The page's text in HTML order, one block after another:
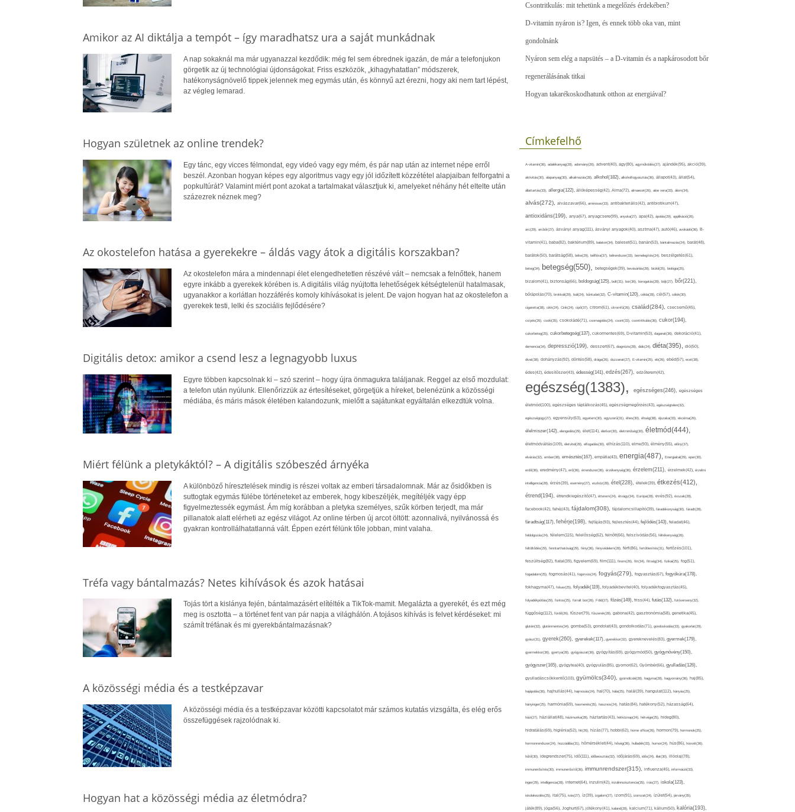
Amikor az AI diktálja a tempót – így maradhatsz ura a saját munkádnak
A nap sokaknál ma már ugyanazzal kezdődik: még fel sem ébrednek igazán, de már a telefonjukon
görgetik az új technológiai újdonságokat. Friss eszközök, „kihagyhatatlan” módszerek,
hatékonyságnövelő tippek jelennek meg egymás után, és könnyű azt érezni, hogy aki nem tart lépést,
az végleg lemarad.
Hogyan születnek az online trendek?
Egy tánc, egy vicces félmondat, egy videó vagy egy mém, és pár nap után az internet népe erről
beszél. Azonban hogyan képes egy algoritmus vagy egy jól időzített közzététel alapjaiban felforgatni a
popkultúrát? Valamint miért pont azokat a tartalmakat választjuk ki, amelyeket néhány hét eltelte után
százezrek néznek meg?
Az okostelefon hatása a gyerekekre – áldás vagy átok a digitális korszakban?
Az okostelefon mára a mindennapi élet elengedhetetlen részévé vált – nemcsak a felnőttek, hanem
egyre inkább a gyerekek körében is. A digitális világ nyújtotta lehetőségek kétségtelenül hatalmasak,
ugyanakkor a korlátlan hozzáférés komoly kihívásokat is jelent. De vajon hogyan hat az okostelefon a
gyerekek testi, lelki és szociális fejlődésére?
Digitális detox: amikor a csend lesz a legnagyobb luxus
Egyre többen kapcsolnak ki – szó szerint – hogy újra önmagukra találjanak. Reggel az első mozdulat:
a telefon után nyúlunk. Ellenőrizzük az értesítéseket, görgetjük a híreket, belenézünk a közösségi
médiába, és máris mások életében kalandozunk, mielőtt a sajátunkat egyáltalán elkezdtük volna.
Miért félünk a pletykáktól? – A digitális szóbeszéd árnyéka
A különböző híresztelések mindig is részei voltak az emberi társadalomnak. Már az ősidőkben is
suttogtak egymás fülébe történeteket az emberek, hogy kibeszéljék, megítéljék vagy épp
figyelmeztessék egymást. Ám míg korábban a pletyka személyes, szűk körben terjedt, ma már
pillanatok alatt elérheti az egész világot. Az online térben új arcot öltött: azonnalivá, nyilvánossá és
gyakran kontrollálhatatlanná vált. Éppen ezért félünk tőle jobban, mint valaha.
Tréfa vagy bántalmazás? Netes kihívások és azok hatásai
Tojás tört a kislánya fején, bántalmazásért elítélték a TikTok-mamit. Megalázta a gyerekét, és ezt még
meg is osztotta – a történet fent van pár napja a világhálón. A tojásos kihívás is felvet kérdéseket: mi
számít tréfának és mi gyerekbántalmazásnak?
A közösségi média és a testképzavar
A közösségi média és a testképzavar közötti kapcsolatot már számos kutatás vizsgálta, és elég erős
összefüggések rajzolódnak ki.
Hogyan hat a közösségi média az életmódra?
Csontritkulás: mit tehetünk a megelőzés érdekében?
D-vitamin nyáron is? Igen, és ennek több oka van, mint
gondolnánk
Nyáron sem elég a napsütés – a D-vitamin és a napkárosodott bőr
regenerálásának titkai
Hogyan takarékoskodhatunk otthon az energiával?
Címkefelhő
A-vitamin(36), adalékanyag(28), adomány(26), advent(40), agy(80), agyműködés(27), ajándék(95), akció(39),
aktivitás(30), alapanyag(30), alkalmazás(28), alkohol(182), alkoholfogyasztás(36), állapot(43), állat(54),
állattartás(33), allergia(122), állóképesség(42), Alma(72), almaecet(26), aloe vera(33), álom(34),
alvás(272), alvászavar(66), aminosav(33), antibakteriális(42), antibiotikum(47),
antioxidáns(199), anya(67), anyagcsere(99), anyuka(27), apa(42), ápolás(29), applikáció(26),
arc(29), arcbőr(27), ásványi anyag(111), ásványi anyagok(40), asztma(47), autó(46), avokádó(36), B-
vitamin(41), baba(82), baktérium(89), balaton(34), baleset(51), banán(53), bántalmazás(24), barát(48),
barátok(50), barátság(58), béke(29), bélflóra(37), bélrendszer(33), bemelegítés(24), beszélgetés(61),
beteg(34), betegség(550), betegségek(39), bevásárlás(28), bicikli(25), biológia(25),
bizalom(41), biztonság(66), boldogság(125), bolt(31), bor(36), borogatás(28), böjt(27), bőr(221),
bőrápolás(70), brokkoli(29), buli(24), bűntudat(32), C-vitamin(120), cékla(28), cél(57), célok(30),
cigaretta(38), cikk(24), Cink(24), cipő(37), citrom(61), citromfű(26), család(284), csecsemő(45),
csípés(26), csoki(35), csokoládé(71), csomagolás(24), csont(33), csontritkulás(36), cukor(194),
cukorbeteg(25), cukorbetegség(137), cukormentes(69), D-vitamin(53), daganat(36), dekoráció(41),
demencia(34), depresszió(199), desszert(67), diagnózis(28), diák(24), diéta(395), dió(50),
divat(38), dohányzás(92), döntés(58), drága(26), duzzanat(27), E-vitamin(25), eb(26), ebéd(57), ecet(38),
édes(42), édesítőszer(43), édesség(141), edzés(267), edzőterem(42),
egészség(1383), egészséges(246), egészséges
életmód(100), egészséges táplálkozás(45), egészségmegőrzés(43), egészségtelen(32),
egészségügy(27), egyensúly(63), egyetem(30), egyszerű(31), éhes(30), éhség(38), éjszaka(33), ekcéma(26),
élelmiszer(142), elengedés(29), élet(114), életkor(30), életminőség(30), életmód(444),
életmódváltás(109), életvitel(28), elfogadás(30), elhízás(110), elme(93), élmény(55), előny(37),
elvárás(32), ember(38), emésztés(167), empátia(43), energia(487), Energiaital(29), eper(30),
erdő(36), eredmény(47), erő(36), érrendszer(36), érzékenység(36), érzelem(211), érzelmek(42), érzelmi
intelligencia(28), érzés(39), esemény(27), eszköz(28), étel(228), ételek(39), étkezés(412),
étrend(194), étrendkiegészítő(47), étterem(24), étvágy(34), Európa(28), evés(92), évszak(28),
facebook(42), fahéj(43), fájdalom(308), fájdalomcsillapító(39), fáradékonyság(30), fáradt(28),
fáradtság(117), fehérje(198), fejfájás(93), fejlesztés(44), fejlődés(143), feladat(46),
feldolgozás(24), félelem(115), felelősség(62), felnőtt(66), felszívódás(56), féltékenység(26),
feltöltődés(29), fenntarthatóság(29), fény(36), fényvédelem(28), férfi(86), fertőtlenítés(31), fertőzés(101),
feszültség(82), fiatal(39), figyelem(69), film(111), finom(26), fitt(34), fittség(34), fizikai(25), fog(51),
fogadalom(25), fogmosás(41), fogorvos(24), fogyás(279), fogyasztás(67), fogyókúra(178),
fokhagyma(47), folsav(25), folyadék(119), folyadékbevitel(40), folyadékfogyasztás(45),
folyadékpótlás(29), fontos(25), forralt bor(26), Föld(27), főzés(149), friss(44), futás(132), futóverseny(32),
függőség(112), fürdő(26), fűszer(79), fűszerek(28), gabona(42), gasztronómia(58), genetika(45),
glutén(32), gluténmentes(34), gomba(53), gondolat(43), gondolkodás(71), gondoskodás(33), gyakorlat(29),
gyász(31), gyerek(260), gyerekek(117), gyerekkor(32), gyereknevelés(83), gyermek(179),
gyermekkor(36), gyertya(28), gyógyászat(36), gyógyítás(69), gyógymód(50), gyógynövény(150),
gyógyszer(165), gyógytea(40), gyógyulás(85), gyomor(62), Gyömbér(66), gyulladás(126),
gyulladáscsökkentő(103), gyümölcs(340), gyümölcslé(28), hagyma(28), hagyomány(36), haj(85),
hajápolás(36), hajhullás(44), hajmosás(24), hal(70), hála(25), halál(39), hangulat(112), hányás(25),
hányinger(25), harmónia(69), hasmenés(35), hasznos(24), hatás(84), hatékony(52), házasság(64),
házi(27), háziállat(48), házimunka(28), háztartás(43), hétköznap(24), hétvége(25), hideg(80),
hidratálás(69), higiénia(52), hit(26), hízás(77), hobbi(62), home office(26), hormon(79), hormonok(25),
hormonrendszer(24), hozzáállás(31), hőmérséklet(44), hőség(36), hulladék(33), humor(24), hús(86), húsvét(36),
hűtő(30), idegrendszer(75), idő(111), időbeosztás(32), időjárás(69), idős(24), illat(30), illóolaj(78),
immunerősítés(30), immunerősítő(36), immunrendszer(315), influenza(45), információ(33),
inger(29), intelligencia(28), internet(64), inzulin(42), inzulinrezisztencia(35), írás(27), iskola(123),
iskolakezdés(25), ital(75), ivás(27), íz(39), izgalom(27), izom(91), izomzat(24), ízület(54), járvány(35),
játék(89), jóga(56), Joghurt(67), jótékony(41), kaland(28), kalcium(71), kálium(50), kalória(193),